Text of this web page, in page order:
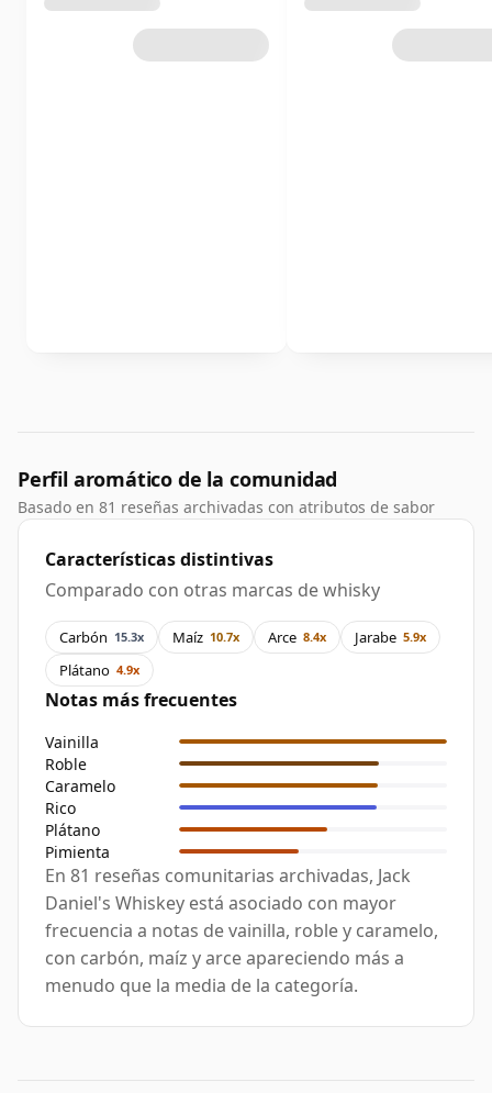
Perfil aromático de la comunidad
Basado en 81 reseñas archivadas con atributos de sabor
Características distintivas
Comparado con otras marcas de whisky
Carbón 15.3x Maíz 10.7x Arce 8.4x Jarabe 5.9x
Plátano 4.9x
Notas más frecuentes
Vainilla
Roble
Caramelo
Rico
Plátano
Pimienta
En 81 reseñas comunitarias archivadas, Jack
Daniel's Whiskey está asociado con mayor
frecuencia a notas de vainilla, roble y caramelo,
con carbón, maíz y arce apareciendo más a
menudo que la media de la categoría.